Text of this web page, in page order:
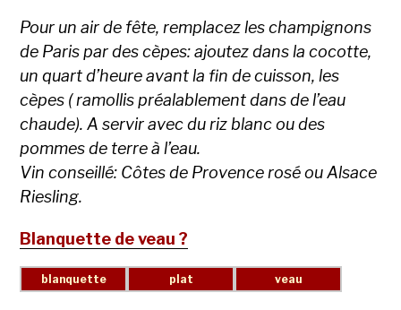
Pour un air de fête, remplacez les champignons
de Paris par des cèpes: ajoutez dans la cocotte,
un quart d’heure avant la fin de cuisson, les
cèpes ( ramollis préalablement dans de l’eau
chaude). A servir avec du riz blanc ou des
pommes de terre à l’eau.
Vin conseillé: Côtes de Provence rosé ou Alsace
Riesling.
Blanquette de veau ?